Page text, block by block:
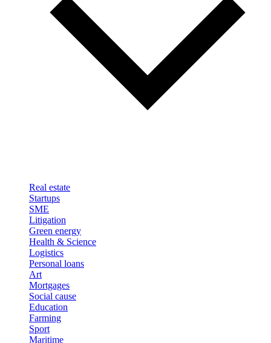
Real estate
Startups
SME
Litigation
Green energy
Health & Science
Logistics
Personal loans
Art
Mortgages
Social cause
Education
Farming
Sport
Maritime